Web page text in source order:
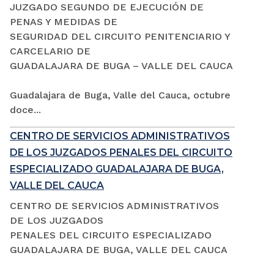
JUZGADO SEGUNDO DE EJECUCIÓN DE
PENAS Y MEDIDAS DE
SEGURIDAD DEL CIRCUITO PENITENCIARIO Y
CARCELARIO DE
GUADALAJARA DE BUGA – VALLE DEL CAUCA
Guadalajara de Buga, Valle del Cauca, octubre
doce...
CENTRO DE SERVICIOS ADMINISTRATIVOS
DE LOS JUZGADOS PENALES DEL CIRCUITO
ESPECIALIZADO GUADALAJARA DE BUGA,
VALLE DEL CAUCA
CENTRO DE SERVICIOS ADMINISTRATIVOS
DE LOS JUZGADOS
PENALES DEL CIRCUITO ESPECIALIZADO
GUADALAJARA DE BUGA, VALLE DEL CAUCA